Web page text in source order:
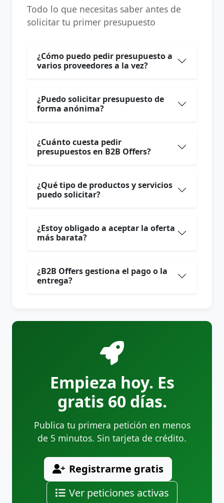
Todo lo que necesitas saber antes de
solicitar tu primer presupuesto
¿Cómo puedo pedir presupuesto a
varios proveedores a la vez?
¿Puedo solicitar presupuesto de
forma anónima?
¿Cuánto cuesta pedir
presupuestos en B2B Offers?
¿Qué tipo de productos y servicios
puedo solicitar?
¿Estoy obligado a aceptar la oferta
más barata?
¿B2B Offers gestiona el pago o la
entrega?
Empieza hoy. Es
gratis 60 días.
Publica tu primera petición en menos
de 5 minutos. Sin tarjeta de crédito.
Registrarme gratis
Ver peticiones activas